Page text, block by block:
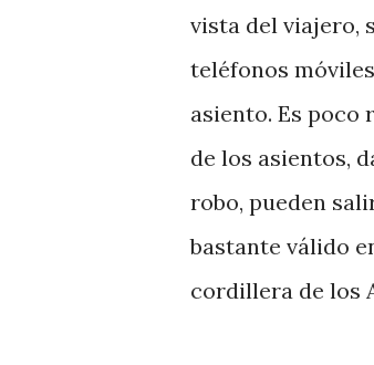
vista del viajero,
teléfonos
asiento. Es
de los asientos,
robo, pueden
bastante válido
cordillera de los